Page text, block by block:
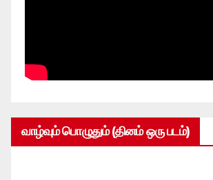
வாழ்வும் பொழுதும் (தினம் ஒரு படம்)